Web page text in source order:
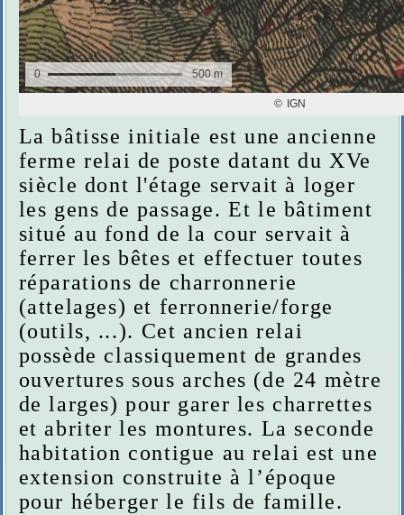
La bâtisse initiale est une ancienne
ferme relai de poste datant du XVe
siècle dont l'étage servait à loger
les gens de passage. Et le bâtiment
situé au fond de la cour servait à
ferrer les bêtes et effectuer toutes
réparations de charronnerie
(attelages) et ferronnerie/forge
(outils, ...). Cet ancien relai
possède classiquement de grandes
ouvertures sous arches (de 24 mètre
de larges) pour garer les charrettes
et abriter les montures. La seconde
habitation contigue au relai est une
extension construite à l’époque
pour héberger le fils de famille.